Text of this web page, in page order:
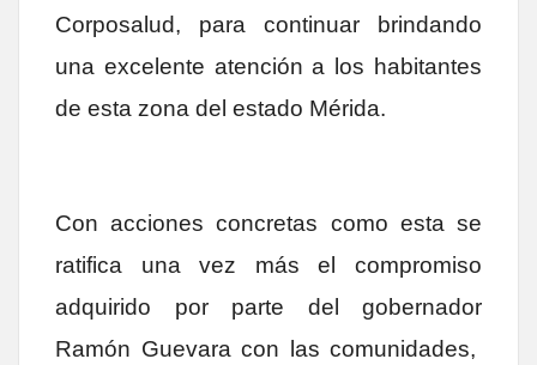
Corposalud, para continuar brindando
una excelente atención a los habitantes
de esta zona del estado Mérida.
Con acciones concretas como esta se
ratifica una vez más el compromiso
adquirido por parte del gobernador
Ramón Guevara con las comunidades,